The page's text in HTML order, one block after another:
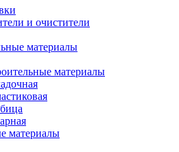
и очистители
материалы
материалы
материалы